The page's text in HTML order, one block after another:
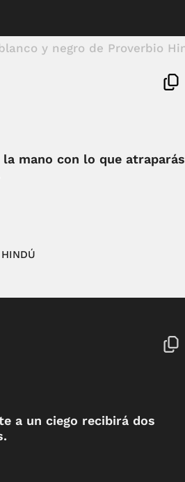
la mano con lo que atraparás
a un ciego recibirá dos